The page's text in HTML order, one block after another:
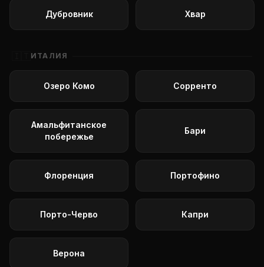
Дубровник Хвар
ИТАЛИЯ
Озеро Комо Сорренто
Амальфитанское
побережье
Бари
Флоренция Портофино
Порто-Черво Капри
Верона